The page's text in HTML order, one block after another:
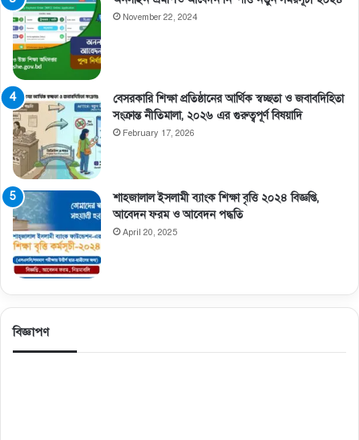
November 22, 2024
বেসরকারি শিক্ষা প্রতিষ্ঠানের আর্থিক স্বচ্ছতা ও জবাবদিহিতা
সংক্রান্ত নীতিমালা, ২০২৬ এর গুরুত্বপূর্ণ বিষয়াদি
February 17, 2026
শাহজালাল ইসলামী ব্যাংক শিক্ষা বৃত্তি ২০২৪ বিজ্ঞপ্তি,
আবেদন ফরম ও আবেদন পদ্ধতি
April 20, 2025
বিজ্ঞাপণ